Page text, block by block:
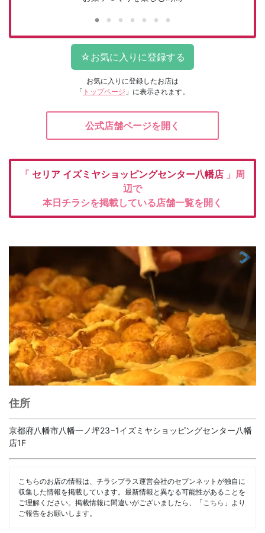
お気に入りに登録したお店は
「 トップページ 」に表示されます。
公式店舗ページを開く
「 セリア イズミヤショッピングセンター八幡店 」周
辺で
本日チラシを掲載している店舗一覧を開く
住所
京都府八幡市八幡一ノ坪23−1イズミヤショッピングセンター八幡
店1F
こちらのお店の情報は、チラシプラス運営会社のセブンネットが独自に
収集した情報を掲載しています。最新情報と異なる可能性があることを
ご理解ください。掲載情報に間違いがございましたら、「 こちら 」より
ご報告をお願いします。